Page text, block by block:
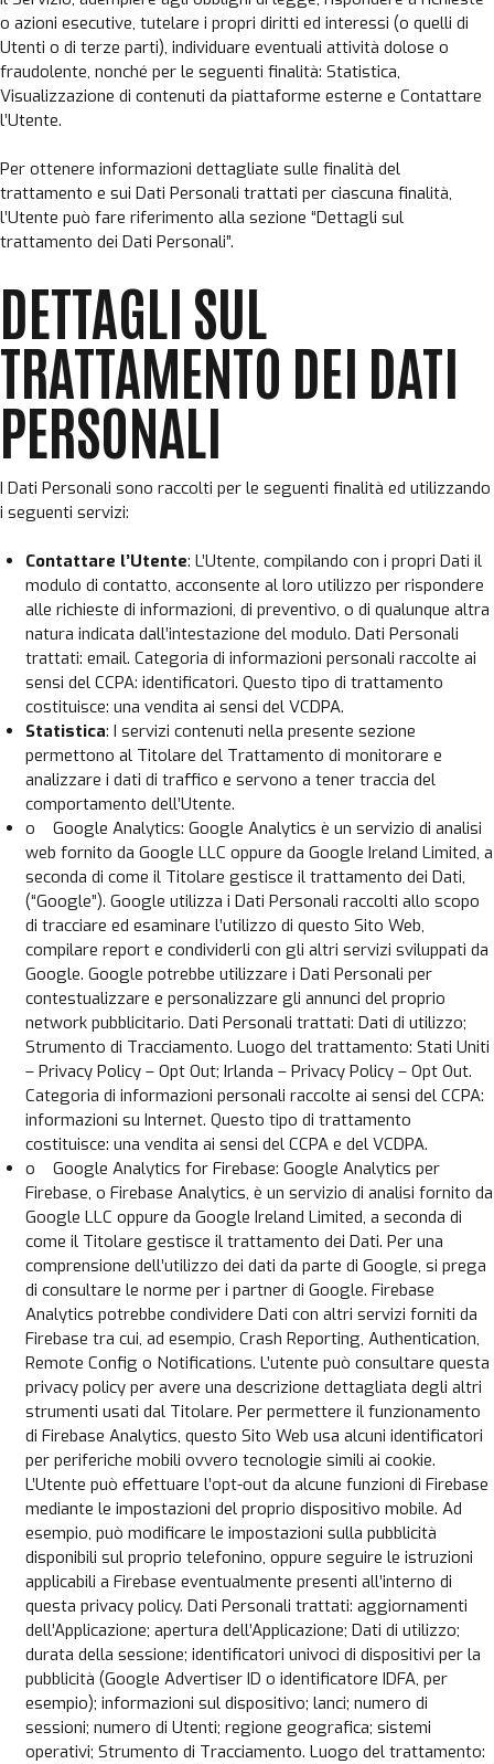
o azioni esecutive, tutelare i propri diritti ed interessi (o quelli di
Utenti o di terze parti), individuare eventuali attività dolose o
fraudolente, nonché per le seguenti finalità: Statistica,
Visualizzazione di contenuti da piattaforme esterne e Contattare
l’Utente.
Per ottenere informazioni dettagliate sulle finalità del
trattamento e sui Dati Personali trattati per ciascuna finalità,
l’Utente può fare riferimento alla sezione “Dettagli sul
trattamento dei Dati Personali”.
DETTAGLI SUL
TRATTAMENTO DEI DATI
PERSONALI
I Dati Personali sono raccolti per le seguenti finalità ed utilizzando
i seguenti servizi:
Contattare l’Utente: L’Utente, compilando con i propri Dati il
modulo di contatto, acconsente al loro utilizzo per rispondere
alle richieste di informazioni, di preventivo, o di qualunque altra
natura indicata dall’intestazione del modulo. Dati Personali
trattati: email. Categoria di informazioni personali raccolte ai
sensi del CCPA: identificatori. Questo tipo di trattamento
costituisce: una vendita ai sensi del VCDPA.
Statistica: I servizi contenuti nella presente sezione
permettono al Titolare del Trattamento di monitorare e
analizzare i dati di traffico e servono a tener traccia del
comportamento dell’Utente.
o Google Analytics: Google Analytics è un servizio di analisi
web fornito da Google LLC oppure da Google Ireland Limited, a
seconda di come il Titolare gestisce il trattamento dei Dati,
(“Google”). Google utilizza i Dati Personali raccolti allo scopo
di tracciare ed esaminare l’utilizzo di questo Sito Web,
compilare report e condividerli con gli altri servizi sviluppati da
Google. Google potrebbe utilizzare i Dati Personali per
contestualizzare e personalizzare gli annunci del proprio
network pubblicitario. Dati Personali trattati: Dati di utilizzo;
Strumento di Tracciamento. Luogo del trattamento: Stati Uniti
– Privacy Policy – Opt Out; Irlanda – Privacy Policy – Opt Out.
Categoria di informazioni personali raccolte ai sensi del CCPA:
informazioni su Internet. Questo tipo di trattamento
costituisce: una vendita ai sensi del CCPA e del VCDPA.
o Google Analytics for Firebase: Google Analytics per
Firebase, o Firebase Analytics, è un servizio di analisi fornito da
Google LLC oppure da Google Ireland Limited, a seconda di
come il Titolare gestisce il trattamento dei Dati. Per una
comprensione dell’utilizzo dei dati da parte di Google, si prega
di consultare le norme per i partner di Google. Firebase
Analytics potrebbe condividere Dati con altri servizi forniti da
Firebase tra cui, ad esempio, Crash Reporting, Authentication,
Remote Config o Notifications. L’utente può consultare questa
privacy policy per avere una descrizione dettagliata degli altri
strumenti usati dal Titolare. Per permettere il funzionamento
di Firebase Analytics, questo Sito Web usa alcuni identificatori
per periferiche mobili ovvero tecnologie simili ai cookie.
L’Utente può effettuare l’opt-out da alcune funzioni di Firebase
mediante le impostazioni del proprio dispositivo mobile. Ad
esempio, può modificare le impostazioni sulla pubblicità
disponibili sul proprio telefonino, oppure seguire le istruzioni
applicabili a Firebase eventualmente presenti all’interno di
questa privacy policy. Dati Personali trattati: aggiornamenti
dell’Applicazione; apertura dell’Applicazione; Dati di utilizzo;
durata della sessione; identificatori univoci di dispositivi per la
pubblicità (Google Advertiser ID o identificatore IDFA, per
esempio); informazioni sul dispositivo; lanci; numero di
sessioni; numero di Utenti; regione geografica; sistemi
operativi; Strumento di Tracciamento. Luogo del trattamento: